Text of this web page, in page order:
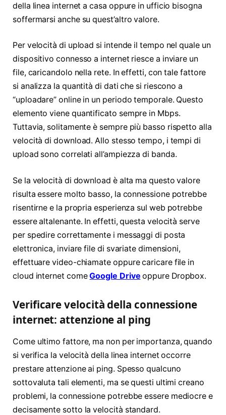
della linea internet a casa oppure in ufficio bisogna
soffermarsi anche su quest’altro valore.
Per velocità di upload si intende il tempo nel quale un
dispositivo connesso a internet riesce a inviare un
file, caricandolo nella rete. In effetti, con tale fattore
si analizza la quantità di dati che si riescono a
“uploadare” online in un periodo temporale. Questo
elemento viene quantificato sempre in Mbps.
Tuttavia, solitamente è sempre più basso rispetto alla
velocità di download. Allo stesso tempo, i tempi di
upload sono correlati all’ampiezza di banda.
Se la velocità di download è alta ma questo valore
risulta essere molto basso, la connessione potrebbe
risentirne e la propria esperienza sul web potrebbe
essere altalenante. In effetti, questa velocità serve
per spedire correttamente i messaggi di posta
elettronica, inviare file di svariate dimensioni,
effettuare video-chiamate oppure caricare file in
cloud internet comeGoogle Drive oppure Dropbox.
Verificare velocità della connessione
internet: attenzione al ping
Come ultimo fattore, ma non per importanza, quando
si verifica la velocità della linea internet occorre
prestare attenzione ai ping. Spesso qualcuno
sottovaluta tali elementi, ma se questi ultimi creano
problemi, la connessione potrebbe essere mediocre e
decisamente sotto la velocità standard.